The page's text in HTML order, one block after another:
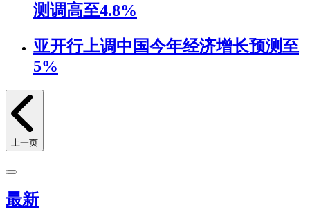
测调高至4.8%
亚开行上调中国今年经济增长预测至
5%
上一页
最新